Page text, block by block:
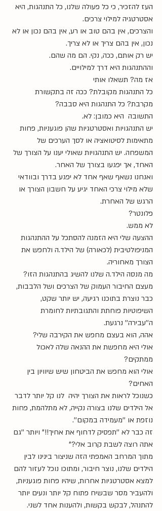
העז להזכיר, כי כל פעולה שלנו, כל התנהגות, היא
אסטרטגיה למילוי צרכים.
והצרכים, אין בהם טוב או רע, אין בהם נכון או לא
נכון, אין בהם צריך או לא צריך.
יש רק אותם, ככה, נקי. הם מה שהם.
וההתנהגות היא דרך למילויים.
אז מה? תשאלו אותי
כל התנהגות מקובלת? ככה זה בתקשורת
מקרבת? כל התנהגות היא סבבה?
התשובה  היא כמובן: לא.
יש התנהגויות ואסטרטגיות שהן פוגעניות, פחות
מתאימות לסיטואציה או לסך הערכים של
המשפחה. יש התנהגויות שאולי יענו על הצורך של
האחד, אך יפגעו בצורך של האחר.
ואנחנו נשאף שאף אחד לא יפגע בדרך ובוודאי
שלא מילוי צרכי האחד יגיע על חשבון הצורך או
הרגש של האחרת.
פלונטר?
לא ממש.
ההצעה שלי היא הזמנה להסתכל על ההתנהגות
המניפולטיבית (לכאורה) של הילד.ה ולחפש את
הצורך מאחוריה.
מה מנסה הילד.ה שלנו להשיג בהתנהגות הזו?
מעצם החיבור העמוק של הצרכים ושל הלבבות,
כבר נוצרת בתוכנו רגיעה, יש יותר שקט,
השיפוטיות פוחתת והתגובתיות לחומרת
ה''עבירה'' נרגעת.
אהה, הוא בעצם מחפש את הקירבה שלי?
אולי היא מחפשת את ההנאה שלה לאכול
ממתקים?
אולי הוא מחפש את הביטחון שיש שיוויון בין
האחים?
כשנוכל לראות את הצורך יהיה  לנו קל יותר לדבר
אל הילדים שלנו בצורה נקייה, לא מתלהמת, פחות
נוזפת או ''מעמידה במקום''.
זה כבר לא ''תפסיק לדחוף את אחיך!!" ויותר ''גם
אתה רוצה לשבת קרוב אלי?"
מתוך המרחב האמפתי הזה שניצור בינינו לבין
הילדים שלנו, נוצר חיבור, ומתוכו נוכל לעזור להם
למצא אסטרטגיות אחרות, שיהיו פחות פוגעניות,
ולהעביר מסר שבשיח פתוח קל יותר ונעים יותר
להתנהל, לבקש בקשות, ולהענות אחד לשני.